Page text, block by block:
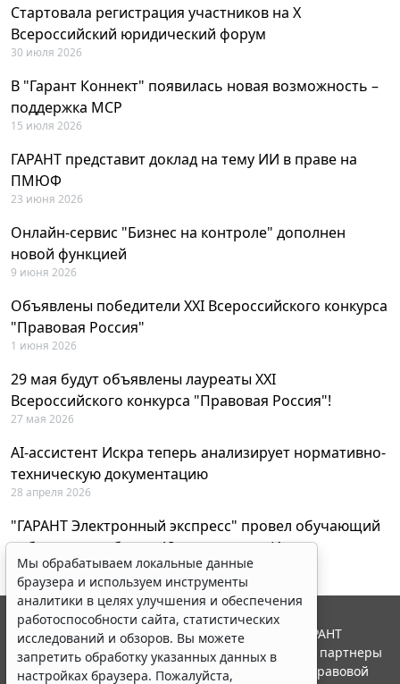
Стартовала регистрация участников на X
Всероссийский юридический форум
30 июля 2026
В "Гарант Коннект" появилась новая возможность –
поддержка MCP
15 июля 2026
ГАРАНТ представит доклад на тему ИИ в праве на
ПМЮФ
23 июня 2026
Онлайн-сервис "Бизнес на контроле" дополнен
новой функцией
9 июня 2026
Объявлены победители XXI Всероссийского конкурса
"Правовая Россия"
1 июня 2026
29 мая будут объявлены лауреаты XXI
Всероссийского конкурса "Правовая Россия"!
27 мая 2026
AI-ассистент Искра теперь анализирует нормативно-
техническую документацию
28 апреля 2026
"ГАРАНТ Электронный экспресс" провел обучающий
вебинар по работе с AI-ассистентом Искра
23 апреля 2026
Мы обрабатываем локальные данные
браузера и используем инструменты
аналитики в целях улучшения и обеспечения
работоспособности сайта, статистических
исследований и обзоров. Вы можете
запретить обработку указанных данных в
настройках браузера. Пожалуйста,
© ООО "НПП "ГАРАНТ-СЕРВИС", 2026. Система ГАРАНТ
выпускается с 1990 года. Компания "Гарант" и ее партнеры
являются участниками Российской ассоциации правовой